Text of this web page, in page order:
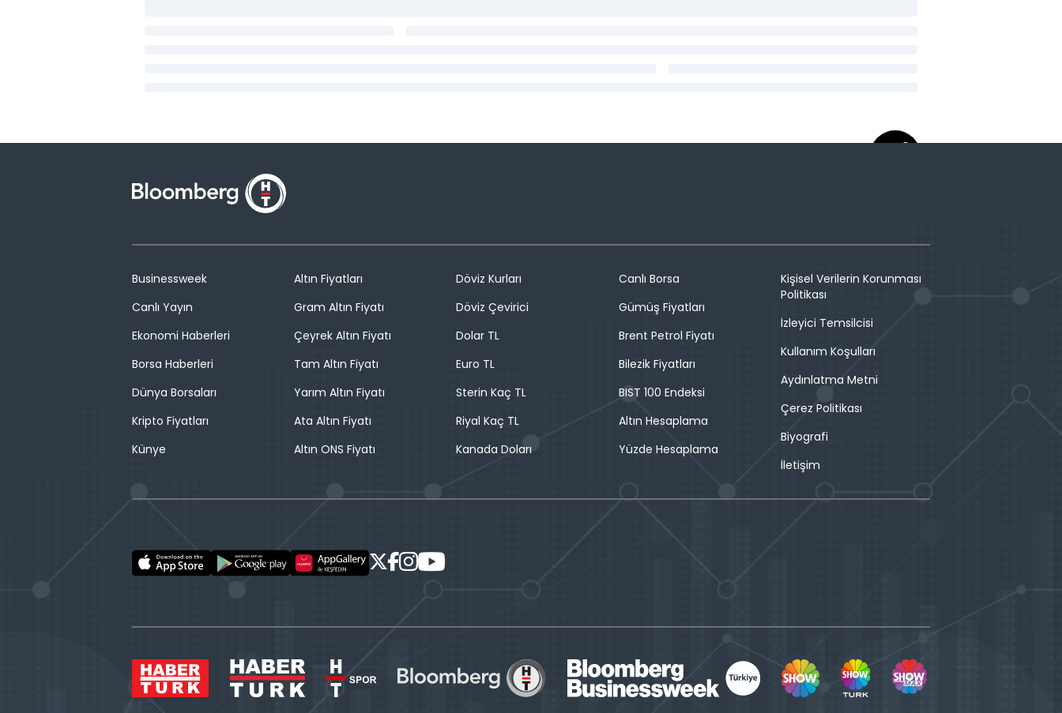
Businessweek
Canlı Yayın
Ekonomi Haberleri
Borsa Haberleri
Dünya Borsaları
Kripto Fiyatları
Künye
Altın Fiyatları
Gram Altın Fiyatı
Çeyrek Altın Fiyatı
Tam Altın Fiyatı
Yarım Altın Fiyatı
Ata Altın Fiyatı
Altın ONS Fiyatı
Döviz Kurları
Döviz Çevirici
Dolar TL
Euro TL
Sterin Kaç TL
Riyal Kaç TL
Kanada Doları
Canlı Borsa
Gümüş Fiyatları
Brent Petrol Fiyatı
Bilezik Fiyatları
BIST 100 Endeksi
Altın Hesaplama
Yüzde Hesaplama
Kişisel Verilerin Korunması
Politikası
İzleyici Temsilcisi
Kullanım Koşulları
Aydınlatma Metni
Çerez Politikası
Biyografi
İletişim